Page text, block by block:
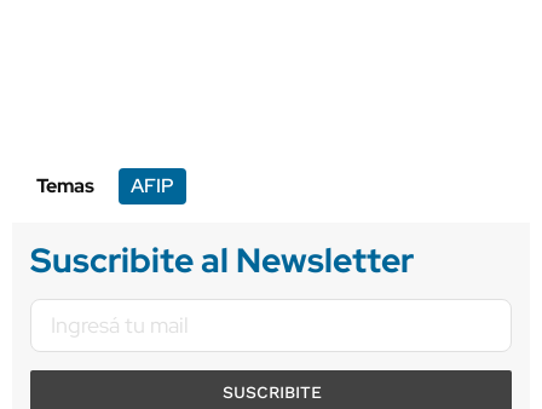
Temas AFIP
Suscribite al Newsletter
SUSCRIBITE